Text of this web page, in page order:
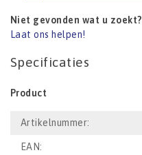
Niet gevonden wat u zoekt?
Laat ons helpen!
Specificaties
Product
Artikelnummer:
EAN: